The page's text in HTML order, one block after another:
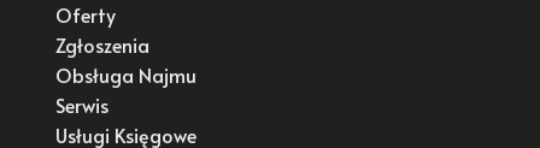
Oferty
Zgłoszenia
Obsługa Najmu
Serwis
Usługi Księgowe